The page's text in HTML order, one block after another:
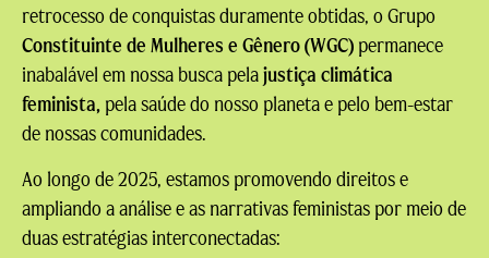
retrocesso de conquistas duramente obtidas, o Grupo
Constituinte de Mulheres e Gênero (WGC) permanece
inabalável em nossa busca pelajustiça climática
feminista, pela saúde do nosso planeta e pelo bem-estar
de nossas comunidades.
Ao longo de 2025, estamos promovendo direitos e
ampliando a análise e as narrativas feministas por meio de
duas estratégias interconectadas: